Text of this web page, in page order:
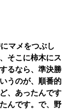
マメをつぶし
そこに柿木にス
るなら、準決勝
うのが、順番的
、あったんです
んです。で、野